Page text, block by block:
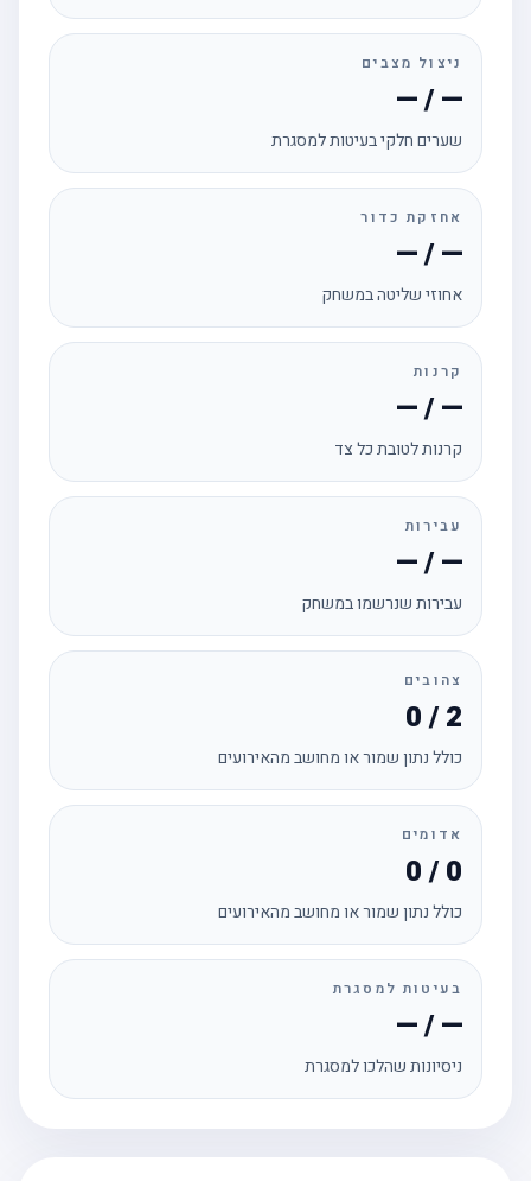
ניצול מצבים
— / —
שערים חלקי בעיטות למסגרת
אחזקת כדור
— / —
אחוזי שליטה במשחק
קרנות
— / —
קרנות לטובת כל צד
עבירות
— / —
עבירות שנרשמו במשחק
צהובים
0 / 2
כולל נתון שמור או מחושב מהאירועים
אדומים
0 / 0
כולל נתון שמור או מחושב מהאירועים
בעיטות למסגרת
— / —
ניסיונות שהלכו למסגרת